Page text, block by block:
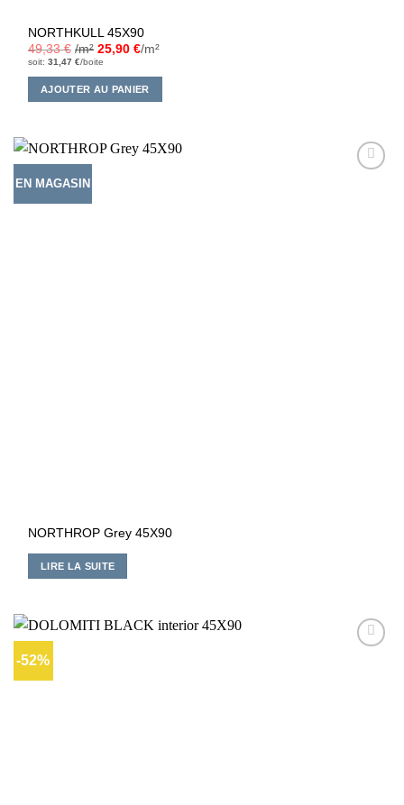
NORTHKULL 45X90
49,33€ /m² 25,90€/m²
soit:31,47€/boite
AJOUTER AU PANIER
EN MAGASIN
NORTHROP Grey 45X90
LIRE LA SUITE
-52%